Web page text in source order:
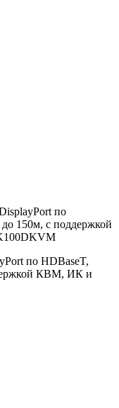
по
150м, с поддержкой
по HDBaseT,
КВМ, ИК и